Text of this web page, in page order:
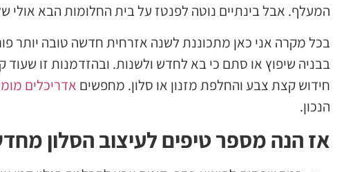
המעלף. אבל בינתיים נוטה לפנטז על בית החלומות הבא אולי
בכל מקרה אני כאן מתכוננת לשנה אזרחית חדשה טובה יותר
בבניה שיפוץ או סתם כי בא לחדש ולשנות. ובהזדמנות זו
חידוש קצת צבע והחלפת מזנון או סלון. מחפשים אדריכלים
הנכון.
אז הנה מספר טיפים לעיצוב הסלון